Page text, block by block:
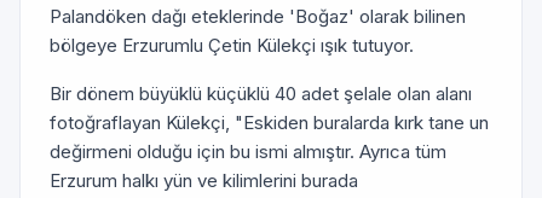
Palandöken dağı eteklerinde 'Boğaz' olarak bilinen
bölgeye Erzurumlu Çetin Külekçi ışık tutuyor.
Bir dönem büyüklü küçüklü 40 adet şelale olan alanı
fotoğraflayan Külekçi, "Eskiden buralarda kırk tane un
değirmeni olduğu için bu ismi almıştır. Ayrıca tüm
Erzurum halkı yün ve kilimlerini burada